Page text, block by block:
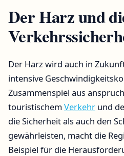
Der Harz und
Der Harz wird auch in
intensive
Zusammenspiel aus
touristischem Verkehr und
die Sicherheit als auch den
gewährleisten, macht die
Beispiel für die